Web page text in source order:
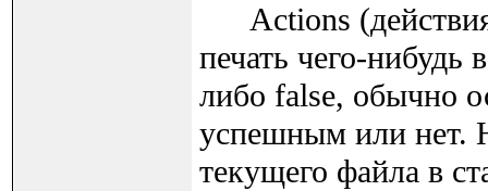
Actions
печать чего-
либо false, обычно
успешным или нет.
текущего файла в